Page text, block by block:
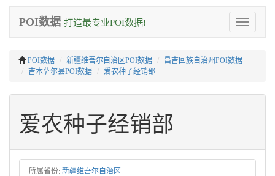
Toggle
navigation
POI数据 打造最专业POI数据!
POI数据 新疆维吾尔自治区POI数据
昌吉回族自治州POI数据
吉木萨尔县POI数据
爱农种子经销部
爱农种子经销部
所属省份: 新疆维吾尔自治区